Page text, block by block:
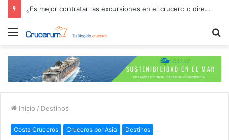
¿Es mejor contratar las excursiones en el crucero o directamente en el puerto?
Menú
Inicio / Destinos
Costa Cruceros Cruceros por Asia Destinos